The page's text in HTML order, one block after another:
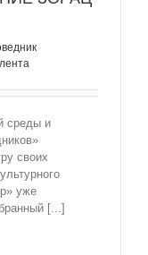
среды и
своих
уже
[...]